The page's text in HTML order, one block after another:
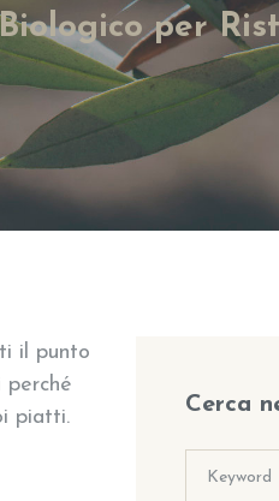
per
il punto
piatti.
Cerca